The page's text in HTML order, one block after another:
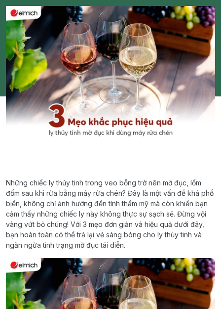
Những chiếc ly thủy tinh trong veo bỗng trở nên mờ đục, lốm
đốm sau khi rửa bằng máy rửa chén? Đây là một vấn đề khá phổ
biến, không chỉ ảnh hưởng đến tính thẩm mỹ mà còn khiến bạn
cảm thấy những chiếc ly này không thực sự sạch sẽ. Đừng vội
vàng vứt bỏ chúng! Với 3 mẹo đơn giản và hiệu quả dưới đây,
bạn hoàn toàn có thể trả lại vẻ sáng bóng cho ly thủy tinh và
ngăn ngừa tình trạng mờ đục tái diễn.